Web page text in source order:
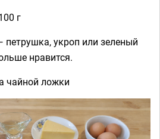
г
петрушка, укроп или зеленый
нравится.
чайной ложки